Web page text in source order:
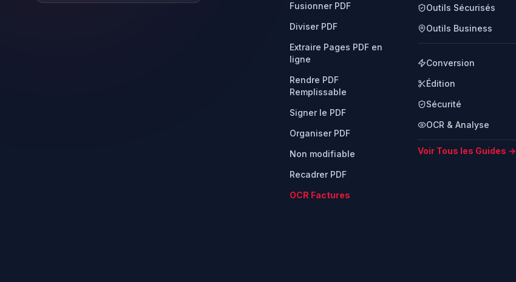
Fusionner PDF
Diviser PDF
Extraire Pages PDF en
ligne
Rendre PDF
Remplissable
Signer le PDF
Organiser PDF
Non modifiable
Recadrer PDF
OCR Factures
Outils Sécurisés
Outils Business
Conversion
Édition
Sécurité
OCR & Analyse
Voir Tous les Guides →